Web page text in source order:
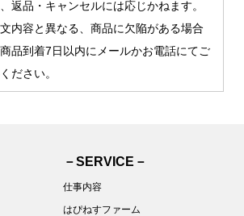
返品・キャンセルには応じかねます。
内容と異なる、商品に欠陥がある場合
品到着7日以内にメールかお電話にてご
ださい。
－SERVICE－
仕事内容
はぴねすファーム